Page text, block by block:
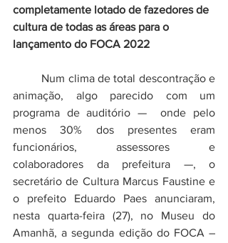
completamente lotado de fazedores de
cultura de todas as áreas para o
lançamento do FOCA 2022
animação, algo parecido com um
programa de auditório —  onde pelo
menos 30% dos presentes eram
funcionários, assessores e
colaboradores da prefeitura —, o
secretário de Cultura Marcus Faustine e
o prefeito Eduardo Paes anunciaram,
nesta quarta-feira (27), no Museu do
Amanhã, a segunda edição do FOCA –